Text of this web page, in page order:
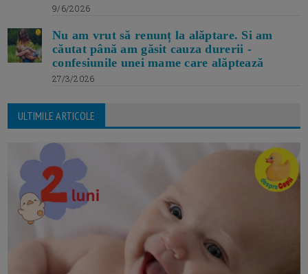
9/6/2026
Nu am vrut să renunț la alăptare. Si am
căutat până am găsit cauza durerii -
confesiunile unei mame care alăptează
27/3/2026
ULTIMILE ARTICOLE